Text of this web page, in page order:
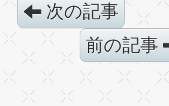
次の記事
前の記事